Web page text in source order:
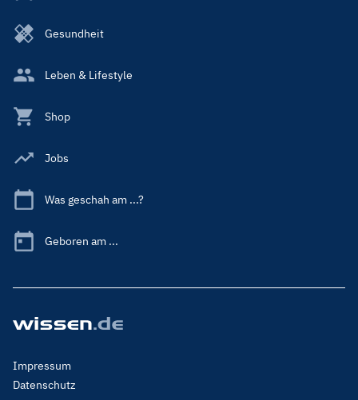
Gesundheit
Leben & Lifestyle
Shop
Jobs
Was geschah am ...?
Geboren am ...
Footer
Menu
Impressum
Datenschutz